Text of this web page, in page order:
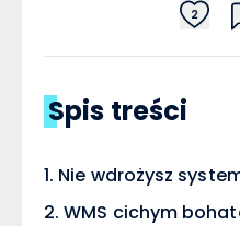
2
Spis treści
Nie wdrożysz
WMS cichym